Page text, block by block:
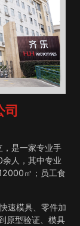
是一家专业手
人，其中专业
㎡；员工食
速模具、零件加
原型验证、模具